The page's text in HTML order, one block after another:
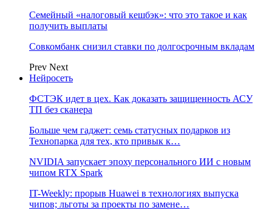
Семейный «налоговый кешбэк»: что это такое и как
получить выплаты
Совкомбанк снизил ставки по долгосрочным вкладам
Prev Next
Нейросеть
ФСТЭК идет в цех. Как доказать защищенность АСУ
ТП без сканера
Больше чем гаджет: семь статусных подарков из
Технопарка для тех, кто привык к…
NVIDIA запускает эпоху персонального ИИ с новым
чипом RTX Spark
IT-Weekly: прорыв Huawei в технологиях выпуска
чипов; льготы за проекты по замене…